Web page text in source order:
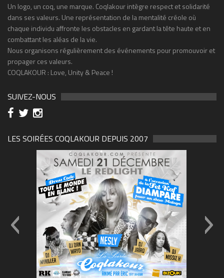
Un logo, un coq, une marque. Coqlakour intègre respect et solidarité
dans ses valeurs. Une représentation de la mentalité créole où
chaque individu affronte les obstacles en gardant la tête haute et en
combattant les aléas de la vie.
Nous organisons régulièrement des événements pour promouvoir et
propager ces valeurs.
COQLAKOUR : Love, Unity & Peace !
SUIVEZ-NOUS
LES SOIRÉES COQLAKOUR DEPUIS 2007